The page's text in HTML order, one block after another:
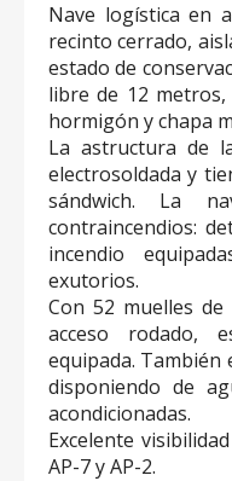
Nave logística en
recinto cerrado,
estado de
libre de 12
hormigón y chapa
La astructura de
electrosoldada y
sándwich. La
contraincendios:
incendio
exutorios.
Con 52 muelles
acceso rodado,
equipada. También
disponiendo de
acondicionadas.
Excelente
AP-7 y AP-2.